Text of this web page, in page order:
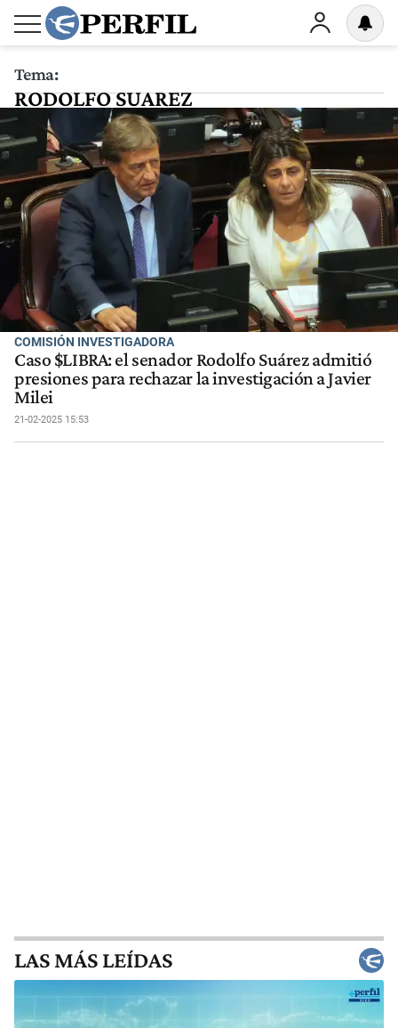
Tema:
RODOLFO SUAREZ
COMISIÓN INVESTIGADORA
Caso $LIBRA: el senador Rodolfo Suárez admitió
presiones para rechazar la investigación a Javier
Milei
21-02-2025 15:53
LAS MÁS LEÍDAS